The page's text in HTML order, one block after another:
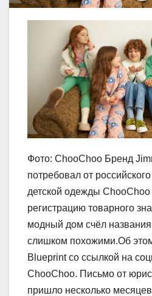
Фото: ChooChoo Бренд
потребовал от
детской одежды ChooChoo
регистрацию товарного
модный дом счёл
слишком похожими.Об
Blueprint со ссылкой на
ChooChoo. Письмо от
пришло несколько